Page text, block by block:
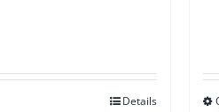
Details